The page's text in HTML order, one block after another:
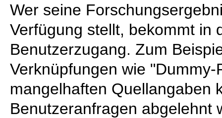
Wer seine
Verfügung stellt, bekommt in
Benutzerzugang. Zum
Verknüpfungen wie
mangelhaften Quellangaben
Benutzeranfragen abgelehnt